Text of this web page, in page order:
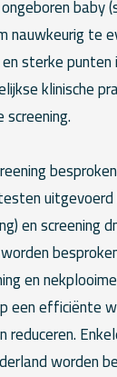
baby
nauwkeurig te
sterke punten
klinische
uitgevoerd
en screening
en
efficiënte
worden